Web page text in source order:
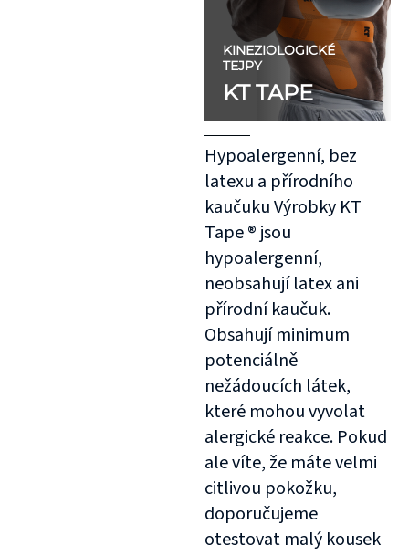
KINEZIOLOGICKÉ
TEJPY
KT TAPE
Hypoalergenní, bez
latexu a přírodního
kaučuku Výrobky KT
Tape ® jsou
hypoalergenní,
neobsahují latex ani
přírodní kaučuk.
Obsahují minimum
potenciálně
nežádoucích látek,
které mohou vyvolat
alergické reakce. Pokud
ale víte, že máte velmi
citlivou pokožku,
doporučujeme
otestovat malý kousek